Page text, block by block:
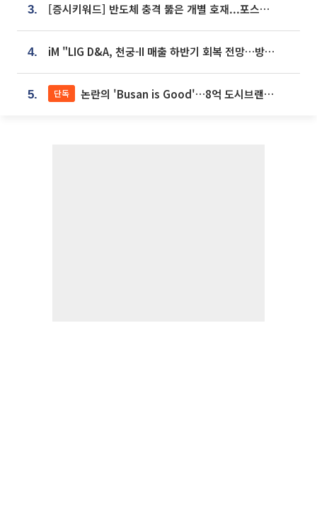
3. [증시키워드] 반도체 충격 뚫은 개별 호재...포스코퓨처엠·에코프로·한화솔루션 '눈길'
4. iM "LIG D&A, 천궁-II 매출 하반기 회복 전망…방산 톱픽 유지"
5. 단독 논란의 'Busan is Good'…8억 도시브랜드, 용산 대통령실 CI 업체가 수행